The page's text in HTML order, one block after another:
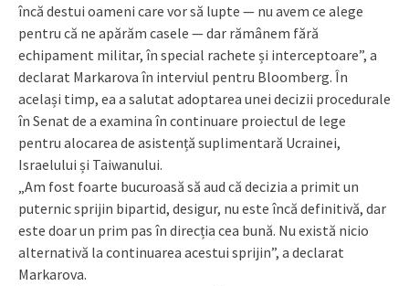
încă destui oameni care vor să lupte — nu avem ce alege
pentru că ne apărăm casele — dar rămânem fără
echipament militar, în special rachete și interceptoare”, a
declarat Markarova în interviul pentru Bloomberg. În
același timp, ea a salutat adoptarea unei decizii procedurale
în Senat de a examina în continuare proiectul de lege
pentru alocarea de asistență suplimentară Ucrainei,
Israelului și Taiwanului.
„Am fost foarte bucuroasă să aud că decizia a primit un
puternic sprijin bipartid, desigur, nu este încă definitivă, dar
este doar un prim pas în direcția cea bună. Nu există nicio
alternativă la continuarea acestui sprijin”, a declarat
Markarova.